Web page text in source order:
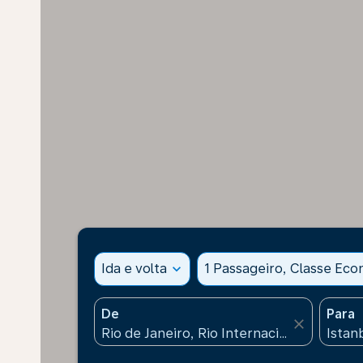
Ida e volta expand_more 1 Passageiro, Classe
De
close
Para